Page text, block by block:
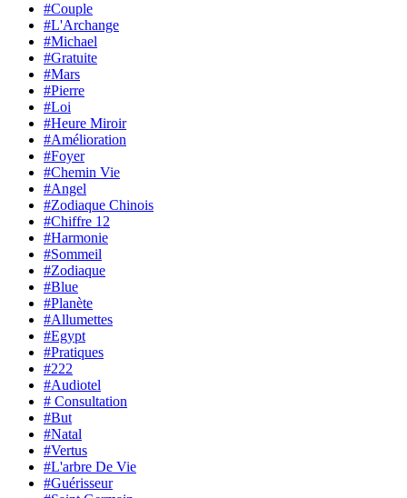
#Couple
#L'Archange
#Michael
#Gratuite
#Mars
#Pierre
#Loi
#Heure Miroir
#Amélioration
#Foyer
#Chemin Vie
#Angel
#Zodiaque Chinois
#Chiffre 12
#Harmonie
#Sommeil
#Zodiaque
#Blue
#Planète
#Allumettes
#Egypt
#Pratiques
#222
#Audiotel
# Consultation
#But
#Natal
#Vertus
#L'arbre De Vie
#Guérisseur